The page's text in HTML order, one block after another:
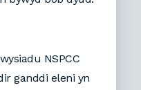
NSPCC
ganddi eleni yn